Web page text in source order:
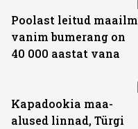
Poolast leitud
vanim bumerang on
40 000 aastat vana
Kapadookia maa-
alused linnad, Türgi